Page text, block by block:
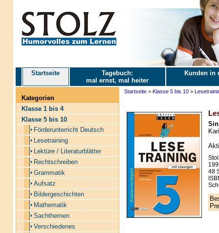
Startseite
Tagebuch:
mal ernst, mal heiter
Kunden in
Kategorien
Klasse 1 bis 4
Klasse 5 bis 10
Förderunterricht Deutsch
Lesetraining
Lektüre / Literaturblätter
Rechtschreiben
Grammatik
Aufsatz
Bildergeschichten
Mathematik
Sachthemen
Verschiedenes
Startseite> Klasse 5 bis 10>
48